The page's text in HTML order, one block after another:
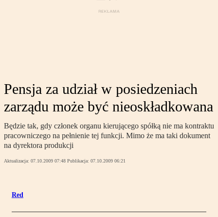
Pensja za udział w posiedzeniach
zarządu może być nieoskładkowana
Będzie tak, gdy członek organu kierującego spółką nie ma kontraktu
pracowniczego na pełnienie tej funkcji. Mimo że ma taki dokument
na dyrektora produkcji
Aktualizacja: 07.10.2009 07:48 Publikacja: 07.10.2009 06:21
Red